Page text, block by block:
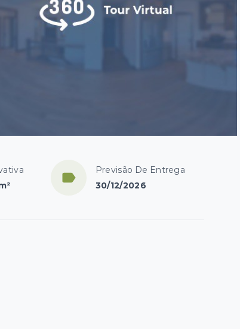
Previsão De Entrega
30/12/2026